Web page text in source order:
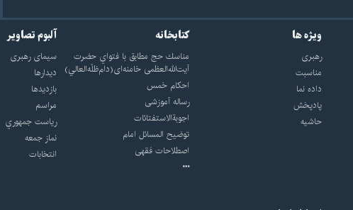
ویژه ها
رهبری
مناسبت
داده نما
پادپخش
حاشیه
کتابخانه
مناسك حج مطابق با فتواي حضرت
آيت‌الله‌العظمى خامنه‌اى(دام‌ظلّه‌العالي)
احکام خمس
رساله آموزشی
اجوبة‌الاستفتائات
توضيح المسائل امام
اصطلاحات فقهى
آلبوم تصاویر
سيماى رهبرى
ديدارها
بازديدها
مراسم
رياست جمهوري
نماز جمعه
انتخابات